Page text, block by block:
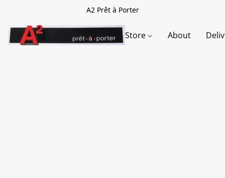
A2 Prêt à Porter
Store About